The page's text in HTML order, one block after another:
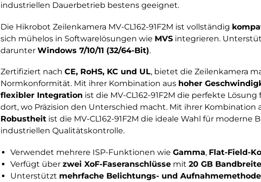
industriellen Dauerbetrieb bestens geeignet.
Die Hikrobot Zeilenkamera MV-CL162-91F2M ist vollständig
sich mühelos in Softwarelösungen wie MVSintegrieren.
darunter Windows 7/10/11 (32/64-Bit).
Zertifiziert nach CE, RoHS, KC und UL, bietet die Zeilenkamera
Normkonformität. Mit ihrer Kombination aus hoher
flexibler Integration ist die MV-CL162-91F2M die perfekte
dort, wo Präzision den Unterschied macht. Mit ihrer Kombination
Robustheitist die MV-CL162-91F2M die ideale Wahl für moderne
industriellen Qualitätskontrolle.
Verwendet mehrere ISP-Funktionen wie Gamma, Flat-Field-
Verfügt über zwei XoF-Faseranschlüssemit 20 GB Bandbreite
Unterstützt mehrfache Belichtungs- und